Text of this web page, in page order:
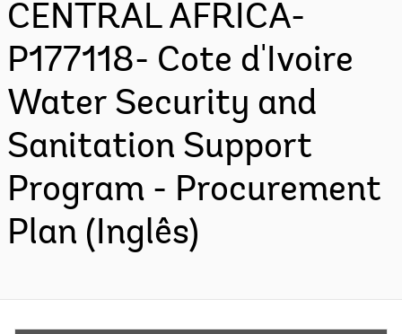
CENTRAL AFRICA-
P177118- Cote d'Ivoire
Water Security and
Sanitation Support
Program - Procurement
Plan (Inglês)